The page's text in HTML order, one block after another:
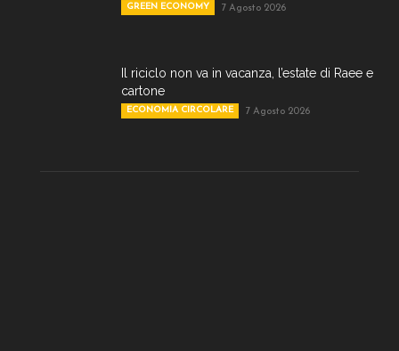
GREEN ECONOMY 7 Agosto 2026
Il riciclo non va in vacanza, l’estate di Raee e
cartone
ECONOMIA CIRCOLARE 7 Agosto 2026